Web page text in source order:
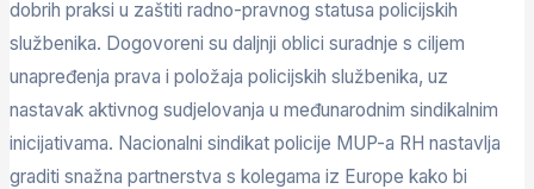
dobrih praksi u zaštiti radno-pravnog statusa policijskih
službenika. Dogovoreni su daljnji oblici suradnje s ciljem
unapređenja prava i položaja policijskih službenika, uz
nastavak aktivnog sudjelovanja u međunarodnim sindikalnim
inicijativama. Nacionalni sindikat policije MUP-a RH nastavlja
graditi snažna partnerstva s kolegama iz Europe kako bi